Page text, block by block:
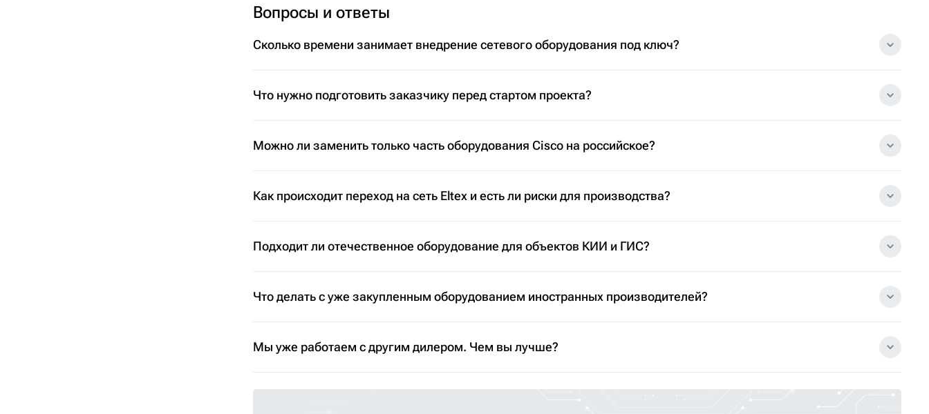
Вопросы и ответы
Сколько времени занимает внедрение сетевого оборудования под ключ?
Что нужно подготовить заказчику перед стартом проекта?
Можно ли заменить только часть оборудования Cisco на российское?
Как происходит переход на сеть Eltex и есть ли риски для производства?
Подходит ли отечественное оборудование для объектов КИИ и ГИС?
Что делать с уже закупленным оборудованием иностранных производителей?
Мы уже работаем с другим дилером. Чем вы лучше?